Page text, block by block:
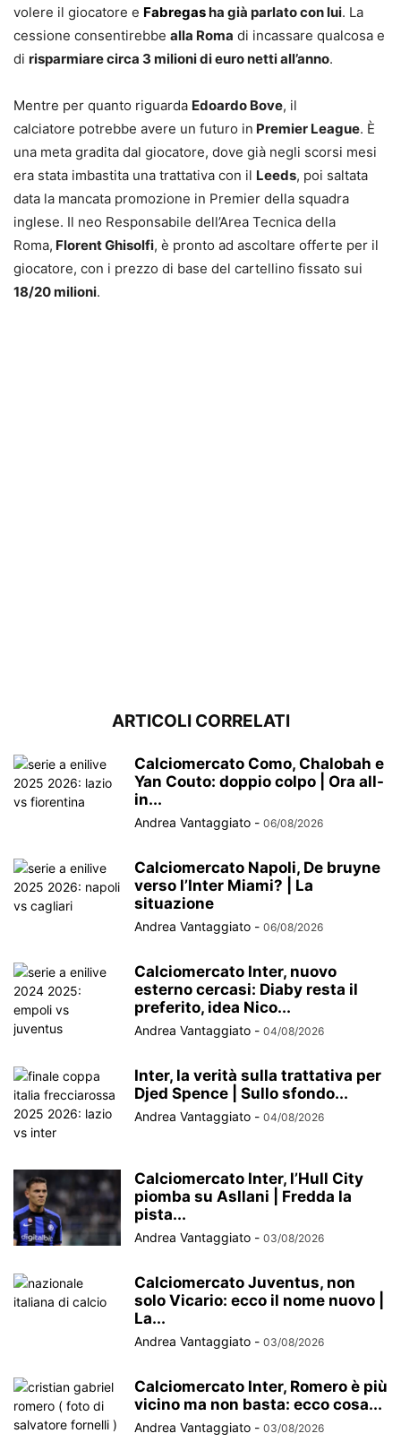
volere il giocatore e Fabregasha già parlato con lui. La
cessione consentirebbe alla Roma di incassare qualcosa e
di risparmiare circa 3 milioni di euro netti all’anno.
Mentre per quanto riguarda Edoardo Bove, il
calciatore potrebbe avere un futuro in Premier League. È
una meta gradita dal giocatore, dove già negli scorsi mesi
era stata imbastita una trattativa con il Leeds, poi saltata
data la mancata promozione in Premier della squadra
inglese. Il neo Responsabile dell’Area Tecnica della
Roma, Florent Ghisolfi, è pronto ad ascoltare offerte per il
giocatore, con i prezzo di base del cartellino fissato sui
18/20 milioni.
ARTICOLI CORRELATI
Calciomercato Como, Chalobah e
Yan Couto: doppio colpo | Ora all-
in...
Andrea Vantaggiato - 06/08/2026
Calciomercato Napoli, De bruyne
verso l’Inter Miami? | La
situazione
Andrea Vantaggiato - 06/08/2026
Calciomercato Inter, nuovo
esterno cercasi: Diaby resta il
preferito, idea Nico...
Andrea Vantaggiato - 04/08/2026
Inter, la verità sulla trattativa per
Djed Spence | Sullo sfondo...
Andrea Vantaggiato - 04/08/2026
Calciomercato Inter, l’Hull City
piomba su Asllani | Fredda la
pista...
Andrea Vantaggiato - 03/08/2026
Calciomercato Juventus, non
solo Vicario: ecco il nome nuovo |
La...
Andrea Vantaggiato - 03/08/2026
Calciomercato Inter, Romero è più
vicino ma non basta: ecco cosa...
Andrea Vantaggiato - 03/08/2026